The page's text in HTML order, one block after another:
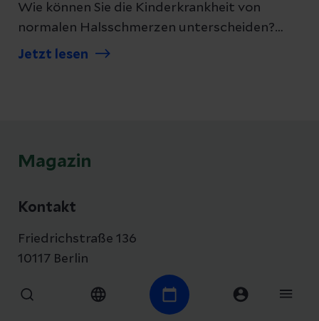
Wie können Sie die Kinderkrankheit von
normalen Halsschmerzen unterscheiden?
Wie sollte ihr Kind behandelt werden? Wir
Jetzt lesen
Magazin
Kontakt
Friedrichstraße 136
10117 Berlin
Anfahrt auf Google Maps